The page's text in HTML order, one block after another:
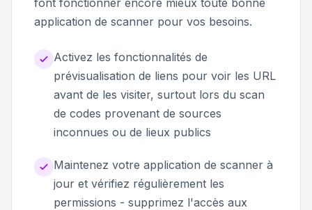
application de scanner pour vos besoins.
Activez les fonctionnalités de
prévisualisation de liens pour voir les URL
avant de les visiter, surtout lors du scan
de codes provenant de sources
inconnues ou de lieux publics
Maintenez votre application de scanner à
jour et vérifiez régulièrement les
permissions - supprimez l'accès aux